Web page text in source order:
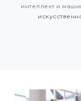
интеллект и